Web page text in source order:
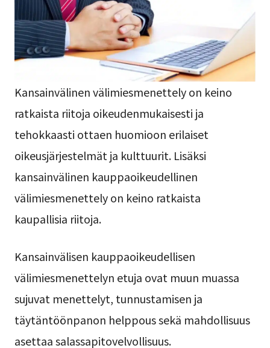
Kansainvälinen välimiesmenettely on keino
ratkaista riitoja oikeudenmukaisesti ja
tehokkaasti ottaen huomioon erilaiset
oikeusjärjestelmät ja kulttuurit. Lisäksi
kansainvälinen kauppaoikeudellinen
välimiesmenettely on keino ratkaista
kaupallisia riitoja.
Kansainvälisen kauppaoikeudellisen
välimiesmenettelyn etuja ovat muun muassa
sujuvat menettelyt, tunnustamisen ja
täytäntöönpanon helppous sekä mahdollisuus
asettaa salassapitovelvollisuus.